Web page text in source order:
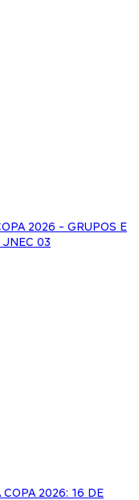
2026 - GRUPOS E
03
2026: 16 DE